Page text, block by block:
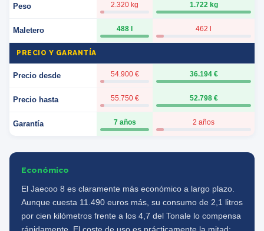
Peso 2.320 kg 1.722 kg
Maletero 488 l 462 l
PRECIO Y GARANTÍA
Precio desde 54.900 € 36.194 €
Precio hasta 55.750 € 52.798 €
Garantía 7 años 2 años
Económico
El Jaecoo 8 es claramente más económico a largo plazo.
Aunque cuesta 11.490 euros más, su consumo de 2,1 litros
por cien kilómetros frente a los 4,7 del Tonale lo compensa